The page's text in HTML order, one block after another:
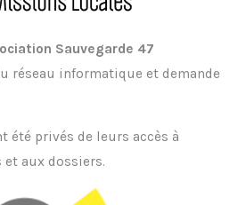
Sauvegarde 47
réseau informatique et demande
été privés de leurs accès à
et aux dossiers.